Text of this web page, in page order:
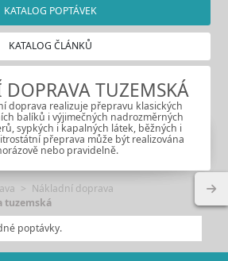
KATALOG POPTÁVEK
KATALOG ČLÁNKŮ
TUZEMSKÁ
doprava realizuje přepravu klasických
balíků i výjimečných nadrozměrných
sypkých i kapalných látek, běžných i
přeprava může být realizována
nebo pravidelně.
Nákladní doprava
tuzemská
poptávky.